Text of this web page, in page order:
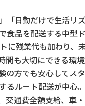
「日勤だけで生活
食品を配送する中型
に残業代も加わり、
間も大切にできる環
の方でも安心してス
るルート配送が中心
交通費全額支給、車